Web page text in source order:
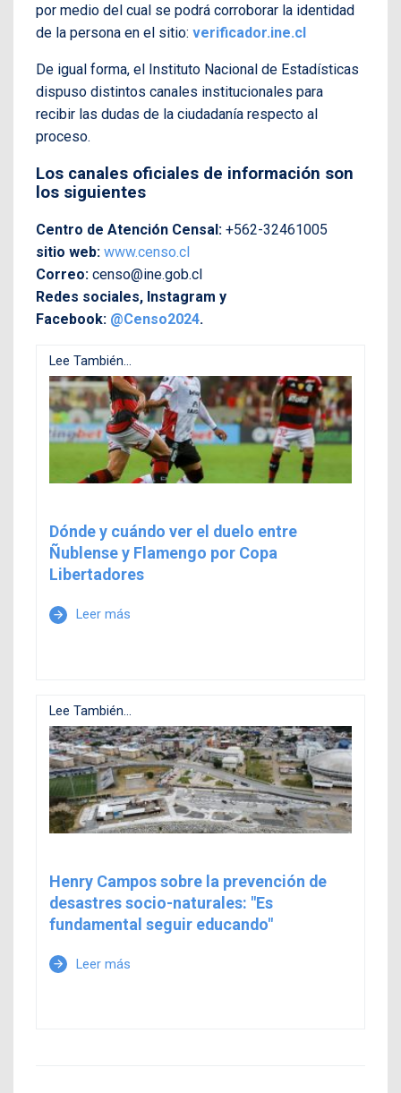
por medio del cual se podrá corroborar la identidad
de la persona en el sitio: verificador.ine.cl
De igual forma, el Instituto Nacional de Estadísticas
dispuso distintos canales institucionales para
recibir las dudas de la ciudadanía respecto al
proceso.
Los canales oficiales de información son
los siguientes
Centro de Atención Censal: +562-32461005
sitio web: www.censo.cl
Correo: censo@ine.gob.cl
Redes sociales, Instagram y
Facebook: @Censo2024.
Lee También...
Dónde y cuándo ver el duelo entre
Ñublense y Flamengo por Copa
Libertadores
arrow_forward Leer más
Lee También...
Henry Campos sobre la prevención de
desastres socio-naturales: "Es
fundamental seguir educando"
arrow_forward Leer más